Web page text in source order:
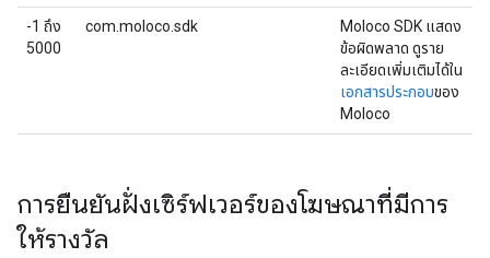
-1 ถึง
5000
com.moloco.sdk
Moloco SDK แสดง
ข้อผิดพลาด ดูราย
ละเอียดเพิ่มเติมได้ใน
เอกสารประกอบของ
Moloco
การยืนยันฝั่งเซิร์ฟเวอร์ของโฆษณาที่มีการ
ให้รางวัล